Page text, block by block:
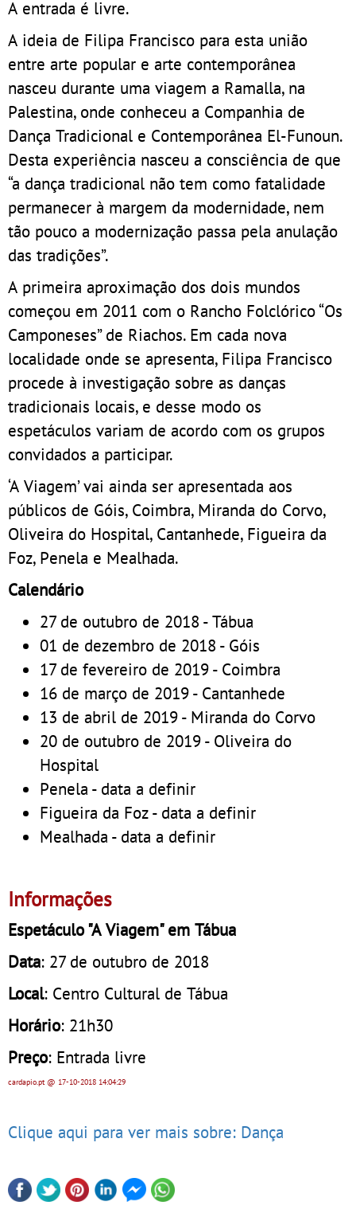
A entrada é livre.
A ideia de Filipa Francisco para esta união
entre arte popular e arte contemporânea
nasceu durante uma viagem a Ramalla, na
Palestina, onde conheceu a Companhia de
Dança Tradicional e Contemporânea El-Funoun.
Desta experiência nasceu a consciência de que
“a dança tradicional não tem como fatalidade
permanecer à margem da modernidade, nem
tão pouco a modernização passa pela anulação
das tradições”.
A primeira aproximação dos dois mundos
começou em 2011 com o Rancho Folclórico “Os
Camponeses” de Riachos. Em cada nova
localidade onde se apresenta, Filipa Francisco
procede à investigação sobre as danças
tradicionais locais, e desse modo os
espetáculos variam de acordo com os grupos
convidados a participar.
‘A Viagem’ vai ainda ser apresentada aos
públicos de Góis, Coimbra, Miranda do Corvo,
Oliveira do Hospital, Cantanhede, Figueira da
Foz, Penela e Mealhada.
Calendário
27 de outubro de 2018 - Tábua
01 de dezembro de 2018 - Góis
17 de fevereiro de 2019 - Coimbra
16 de março de 2019 - Cantanhede
13 de abril de 2019 - Miranda do Corvo
20 de outubro de 2019 - Oliveira do
Hospital
Penela - data a definir
Figueira da Foz - data a definir
Mealhada - data a definir
Informações
Espetáculo "A Viagem" em Tábua
Data: 27 de outubro de 2018
Local: Centro Cultural de Tábua
Horário: 21h30
Preço: Entrada livre
cardapio.pt@ 17-10-2018 14:04:29
Clique aqui para ver mais sobre: Dança